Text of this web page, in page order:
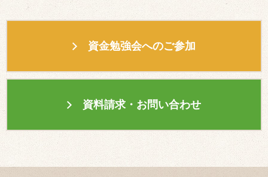
資金勉強会へのご参加
資料請求・お問い合わせ